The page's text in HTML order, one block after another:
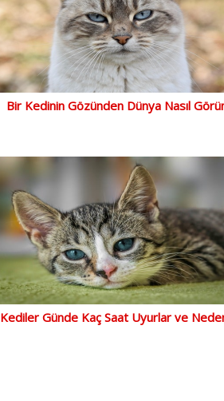
Bir Kedinin Gözünden Dünya Nasıl
Kediler Günde Kaç Saat Uyurlar ve